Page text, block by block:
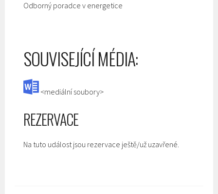
Odborný poradce v energetice
SOUVISEJÍCÍ MÉDIA:
<mediální soubory>
REZERVACE
Na tuto událost jsou rezervace ještě/už uzavřené.